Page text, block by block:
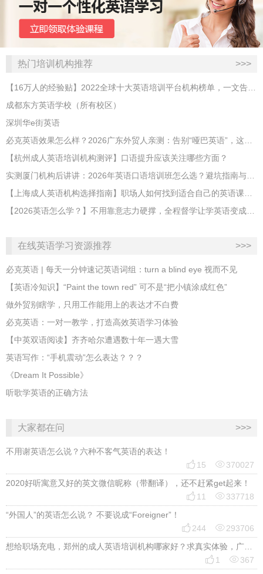
热门培训机构推荐 >>>
【16万人的经验贴】2022全球十大英语培训平台机构榜单，一文告诉你
成都东方英语学校（所有校区）
深圳华e街英语
必克英语效果怎么样？2026广东外贸人亲测：告别“哑巴英语”，这才是成年人最高效的自救指南！
【杭州成人英语培训机构测评】口语提升应该关注哪些方面？
实测厦门机构后讲讲：2026年英语口语培训班怎么选？避坑指南与高效学习新范式
【上海成人英语机构选择指南】职场人如何找到适合自己的英语课程？
【2026英语怎么学？】不用靠意志力硬撑，全程督学让学英语变成日常习惯
在线英语学习资源推荐 >>>
必克英语 | 每天一分钟速记英语词组：turn a blind eye 视而不见
​【英语冷知识】“Paint the town red” 可不是“把小镇涂成红色”
做外贸别瞎学，只用工作能用上的表达才不白费
必克英语：一对一教学，打造高效英语学习体验
【中英双语阅读】齐齐哈尔遭遇数十年一遇大雪
英语写作：“手机震动”怎么表达？？？
《Dream It Possible》
听歌学英语的正确方法
大家都在问 >>>
不用谢英语怎么说？六种不客气英语的表达！
 15 370027
2020好听寓意又好的英文微信昵称（带翻译），还不赶紧get起来！
 11 337718
“外国人”的英语怎么说？ 不要说成“Foreigner”！
 244 293706
想给职场充电，郑州的成人英语培训机构哪家好？求真实体验，广告勿扰，感谢！
 1 367